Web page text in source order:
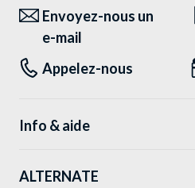
Envoyez-nous un
e-mail
Appelez-nous
Info & aide
ALTERNATE